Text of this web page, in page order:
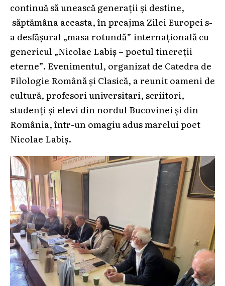
continuă să unească generații și destine,
săptămâna aceasta, în preajma Zilei Europei s-
a desfășurat „masa rotundă” internațională cu
genericul „Nicolae Labiș – poetul tinereții
eterne”. Evenimentul, organizat de Catedra de
Filologie Română și Clasică, a reunit oameni de
cultură, profesori universitari, scriitori,
studenți și elevi din nordul Bucovinei și din
România, într-un omagiu adus marelui poet
Nicolae Labiș.